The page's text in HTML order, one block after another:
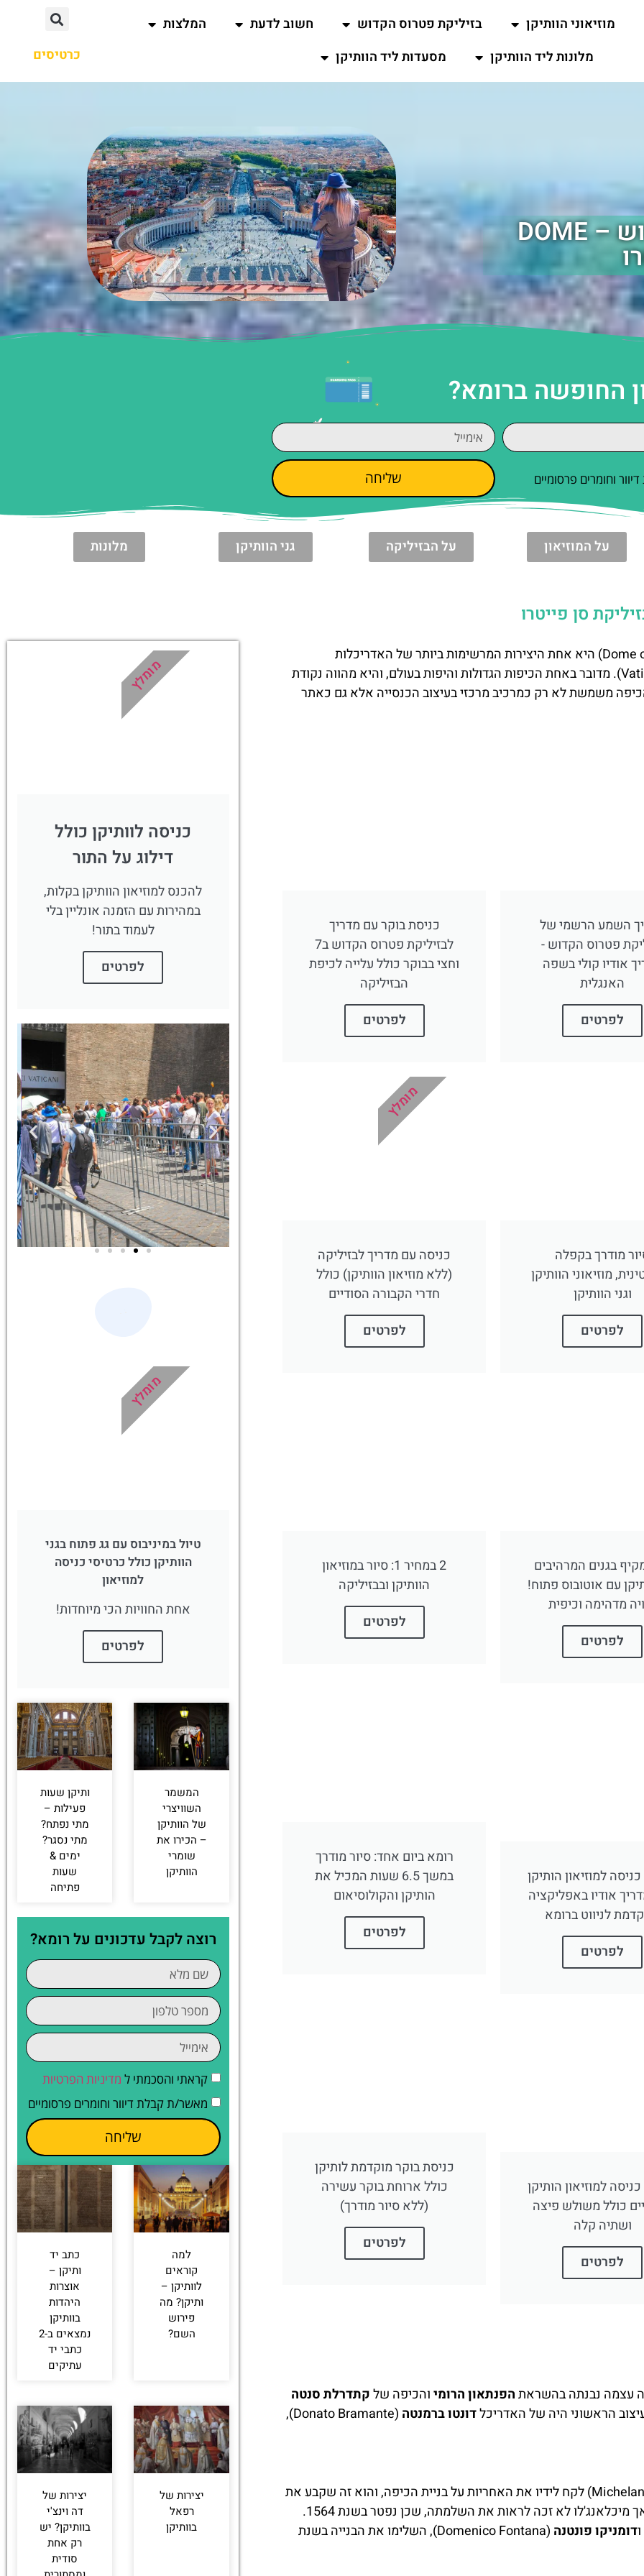
מוזיאוני הוותיקן בזיליקת פטרוס הקדוש חשוב לדעת
המלצות
מלונות ליד הוותיקן
מסעדות ליד הוותיקן כרטיסים
כיפת בזיליקת פטרוס הקדוש – DOME
החופשה ברומא?
וחומרים פרסומיים שליחה
על המוזיאון על הבזיליקה גני הוותיקן מלונות
(Dome of St. Peter’s Basilica) היא אחת היצירות המרשימות ביותר של האדריכלות
הרנסנסית והסמל האיקוני של קריית הוותיקן (Vatican City). מדובר באחת הכיפות הגדולות והיפות בעולם, והיא מהווה נקודת
משמשת לא רק כמרכיב מרכזי בעיצוב הכנסייה אלא גם כאתר
השמע הרשמי של
פטרוס הקדוש -
אודיו קולי בשפה
האנגלית
לפרטים
מודרך בקפלה
מוזיאוני הוותיקן
וגני הוותיקן
לפרטים
בגנים המרהיבים
עם אוטובוס פתוח!
מדהימה וכיפית
לפרטים
למוזיאון הותיקן
אודיו באפליקציה
לניווט ברומא
לפרטים
למוזיאון הותיקן
כולל משולש פיצה
ושתיה קלה
לפרטים
כניסת בוקר עם מדריך
לבזיליקת פטרוס הקדוש ב7
וחצי בבוקר כולל עלייה לכיפת
הבזיליקה
לפרטים
כניסה עם מדריך לבזיליקה
(ללא מוזיאון הוותיקן) כולל
חדרי הקבורה הסודיים
לפרטים
מומלץ
2 במחיר 1: סיור במוזיאון
הוותיקן ובבזיליקה
לפרטים
רומא ביום אחד: סיור מודרך
במשך 6.5 שעות המכיל את
הותיקן והקולוסיאום
לפרטים
כניסת בוקר מוקדמת לותיקן
כולל ארוחת בוקר עשירה
(ללא סיור מודרך)
לפרטים
הפנתאון הרומיוהכיפה שלקתדרלת סנטה
דונטו ברמנטה
(Donato Bramante),
(Michelangelo Buonarroti) לקח לידיו את האחריות על בניית הכיפה, והוא זה שקבע את
העיצוב הסופי שלה. הכיפה הגיעה לשלבים מתקדמים, אך מיכלאנג'לו לא זכה לראות את השלמתה, שכן נפטר בשנת 1564.
דומניקו פונטנה
(Domenico Fontana), השלימו את הבנייה בשנת
כניסה לוותיקן כולל
דילוג על התור
להכנס למוזיאון הוותיקן בקלות,
במהירות עם הזמנה אונליין בלי
לעמוד בתור!
לפרטים
מומלץ
השכרת
רכב
השוואת מחירים
כרטיסים
דילוג על התורים
לחצו פה!
טיול במיניבוס עם גג פתוח בגני
הוותיקן כולל כרטיסי כניסה
למוזיאון
אחת החוויות הכי מיוחדות!
לפרטים
מומלץ
המשמר
השוויצרי
של הוותיקן
– הכירו את
שומרי
הוותיקן
ותיקן שעות
פעילות –
מתי נפתח?
מתי נסגר?
ימים &
שעות
פתיחה
רוצה לקבל עדכונים על רומא?
קראתי והסכמתי ל מדיניות הפרטיות
מאשר/ת קבלת דיוור וחומרים פרסומיים
שליחה
למה
קוראים
לוותיקן –
ותיקן? מה
פירוש
השם?
כתב יד
ותיקן –
אוצרות
היהדות
בוותיקן
נמצאים ב-2
כתבי יד
עתיקים
יצירות של
רפאל
בוותיקן
יצירות של
דה וינצ'י
בוותיקן? יש
רק אחת
סודית